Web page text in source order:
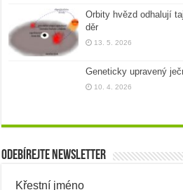
Orbity hvězd odhalují
děr
13. 5. 2026
Geneticky upravený
10. 4. 2026
Odebírejte newsletter
Křestní jméno